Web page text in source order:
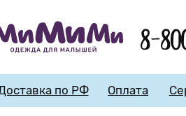
8-
по РФ Оплата